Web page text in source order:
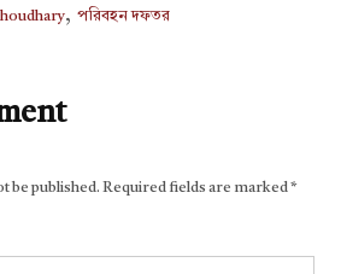
,পরিবহন দফতর
be published. Required fields are marked*